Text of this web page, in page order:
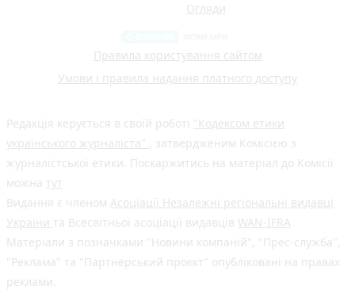
Огляди
Правила користування сайтом
Умови і правила надання платного доступу
Редакція керується в своїй роботі "Кодексом етики
українського журналіста" , затвердженим Комісією з
журналістської етики. Поскаржитись на матеріал до Комісії
можна тут
Видання є членом Асоціації Незалежні регіональні видавці
України та Всесвітньої асоціації видавців WAN-IFRA
Матеріали з позначками "Новини компаній", "Прес-служба",
"Реклама" та "Партнерський проєкт" опубліковані на правах
реклами.